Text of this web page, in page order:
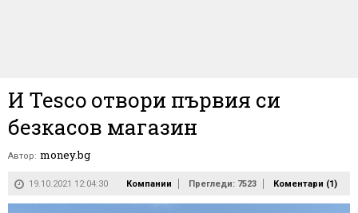
И Tesco отвори първия си
безкасов магазин
Автор: money.bg
19.10.2021 12:04:30 Компании Прегледи: 7523 Коментари (1)